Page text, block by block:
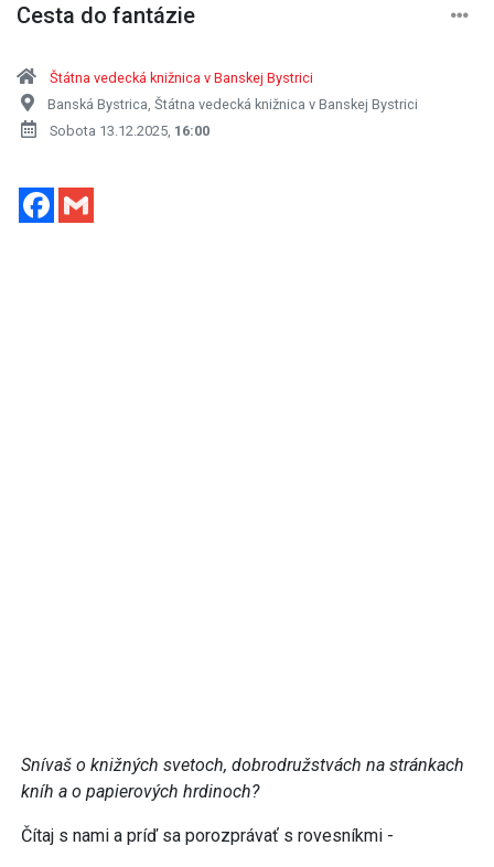
Cesta do fantázie
Štátna vedecká knižnica v Banskej Bystrici
Banská Bystrica, Štátna vedecká knižnica v Banskej Bystrici
Sobota 13.12.2025, 16:00
Facebook
Snívaš o knižných svetoch, dobrodružstvách na stránkach
kníh a o papierových hrdinoch?
Čítaj s nami a príď sa porozprávať s rovesníkmi -